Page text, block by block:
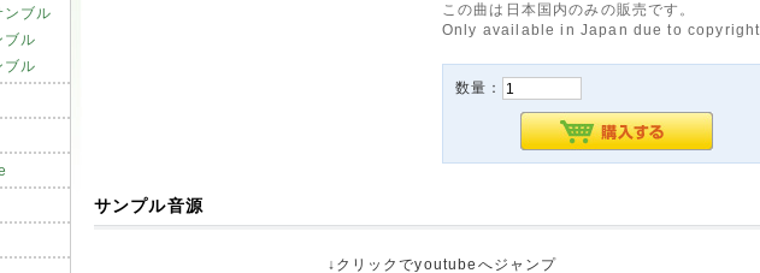
ンブル
ブル
ブル
この曲は日本国内のみの販売です。
Only available in Japan due to copyright.
数量：
サンプル音源
↓クリックでyoutubeへジャンプ